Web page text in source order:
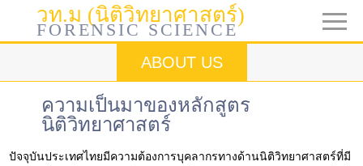
วท.ม (นิติวิทยาศาสตร์)
FORENSIC SCIENCE HOME
ADMISSION
ABOUT US
ความเป็นมาของหลักสูตร
นิติวิทยาศาสตร์
ปัจจุบันประเทศไทยมีความต้องการบุคลากรทางด้านนิติวิทยาศาสตร์ที่มี